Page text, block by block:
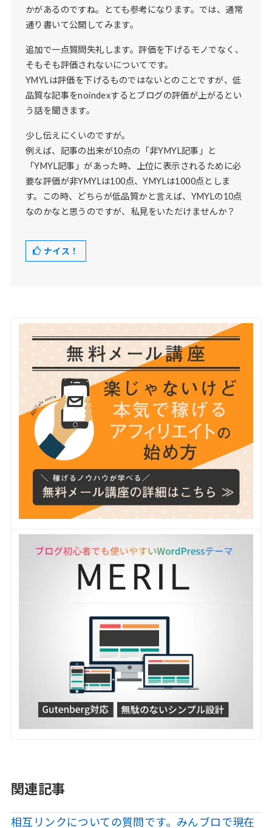
かがあるのですね。とても参考になります。では、通常
通り書いて公開してみます。
追加で一点質問失礼します。評価を下げるモノでなく、
そもそも評価されないについてです。
YMYLは評価を下げるものではないとのことですが、低
品質な記事をnoindexするとブログの評価が上がるとい
う話を聞きます。
少し伝えにくいのですが。
例えば、記事の出来が10点の「非YMYL記事」と
「YMYL記事」があった時、上位に表示されるために必
要な評価が非YMYLは100点、YMYLは1000点としま
す。この時、どちらが低品質かと言えば、YMYLの10点
なのかなと思うのですが、私見をいただけませんか？
ナイス！
関連記事
相互リンクについての質問です。みんブロで現在